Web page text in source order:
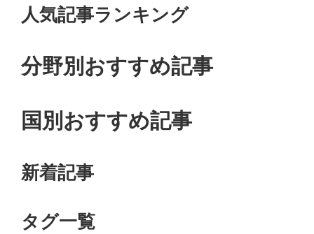
人気記事ランキング
分野別おすすめ記事
国別おすすめ記事
新着記事
タグ一覧